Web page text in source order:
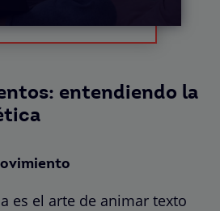
entendiendo la
es el arte de animar texto